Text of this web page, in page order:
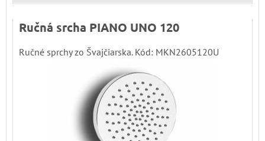
Ručná srcha PIANO UNO 120
Ručné sprchy zo Švajčiarska. Kód: MKN2605120U